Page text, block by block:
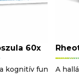
60x
kognitív funkciók
A